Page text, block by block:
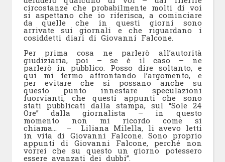
circostanze che probabilmente molti di voi
si aspettano che io riferisca, a cominciare
da quelle che in questi giorni sono
arrivate sui giornali e che riguardano i
cosiddetti diari di Giovanni Falcone.
Per prima cosa ne parlerò all’autorità
giudiziaria, poi – se è il caso – ne
parlerò in pubblico. Posso dire soltanto, e
qui mi fermo affrontando l’argomento, e
per evitare che si possano anche su
questo punto innestare speculazioni
fuorvianti, che questi appunti che sono
stati pubblicati dalla stampa, sul “Sole 24
Ore” dalla giornalista – in questo
momento non mi ricordo come si
chiama… – Liliana Milella, li avevo letti
in vita di Giovanni Falcone. Sono proprio
appunti di Giovanni Falcone, perché non
vorrei che su questo un giorno potessero
essere avanzati dei dubbi”.